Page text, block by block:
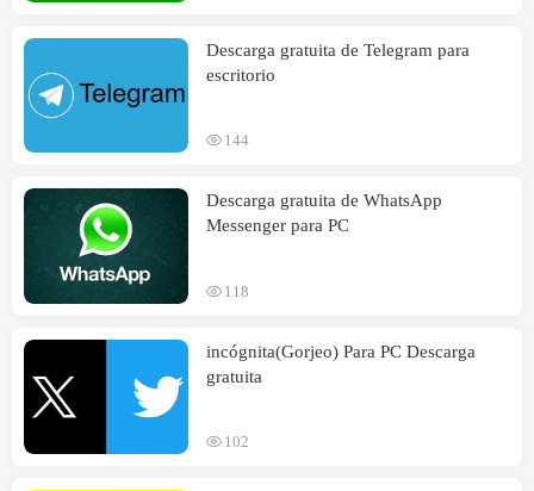
Descarga gratuita de Telegram para
escritorio
144
Descarga gratuita de WhatsApp
Messenger para PC
118
incógnita(Gorjeo) Para PC Descarga
gratuita
102